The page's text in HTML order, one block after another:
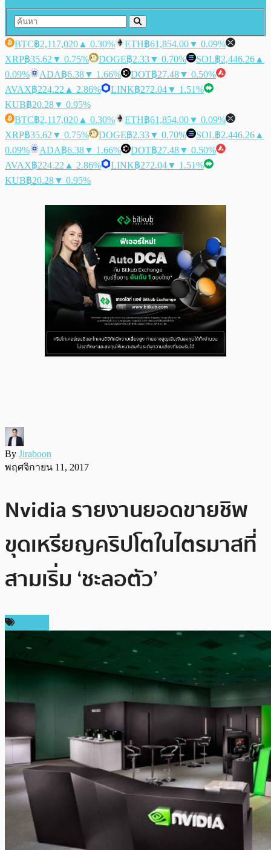
BTC฿2,117,020 ▲ 0.30% ETH฿61,854.00▼ 0.09%
XRP฿35.62 ▼ 0.75% DOGE฿2.33▼ 0.70% SOL฿2,446.26 ▲
0.09%
ADA฿6.38▼ 1.66% DOT฿27.48▼ 0.50%
AVAX฿224.22 ▲ 2.86% LINK฿272.04▼ 1.51%
KUB฿20.28▼ 0.95%
BTC฿2,117,020 ▲ 0.30% ETH฿61,854.00▼ 0.09%
XRP฿35.62 ▼ 0.75% DOGE฿2.33▼ 0.70% SOL฿2,446.26 ▲
0.09%
ADA฿6.38▼ 1.66% DOT฿27.48▼ 0.50%
AVAX฿224.22 ▲ 2.86% LINK฿272.04▼ 1.51%
KUB฿20.28▼ 0.95%
By Jiraboon
พฤศจิกายน 11, 2017
Nvidia รายงานยอดขายชิพ
ขุดเหรียญคริปโตในไตรมาสที่
สามเริ่ม ‘ชะลอตัว’